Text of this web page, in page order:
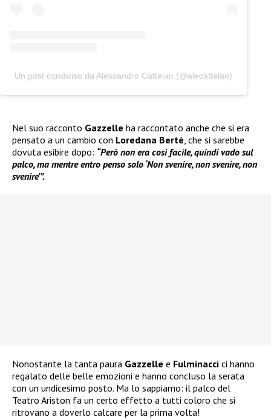
Un post condiviso da Alessandro Cattelan (@alecattelan)
Nel suo racconto Gazzelle ha raccontato anche che si era
pensato a un cambio con Loredana Bertè , che si sarebbe
dovuta esibire dopo: “Però non era così facile, quindi vado sul
palco, ma mentre entro penso solo ‘Non svenire, non svenire, non
svenire'”.
Nonostante la tanta paura Gazzelle e Fulminacci ci hanno
regalato delle belle emozioni e hanno concluso la serata
con un undicesimo posto. Ma lo sappiamo: il palco del
Teatro Ariston fa un certo effetto a tutti coloro che si
ritrovano a doverlo calcare per la prima volta!